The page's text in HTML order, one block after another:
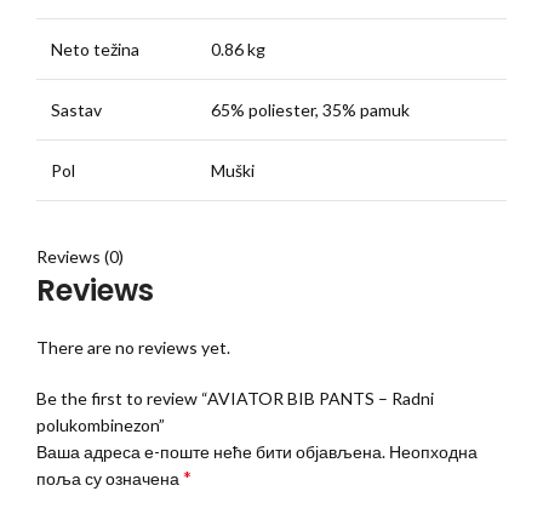
Neto težina 0.86 kg
Sastav 65% poliester, 35% pamuk
Pol Muški
Reviews (0)
Reviews
There are no reviews yet.
Be the first to review “AVIATOR BIB PANTS – Radni
polukombinezon”
Ваша адреса е-поште неће бити објављена. Неопходна
поља су означена *